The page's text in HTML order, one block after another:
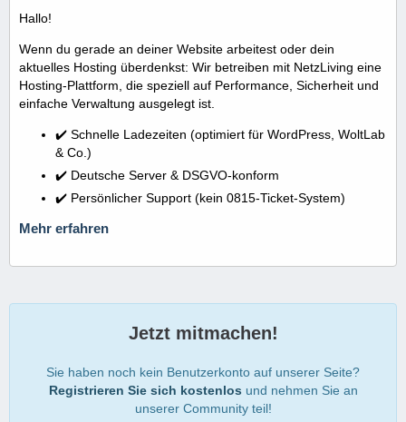
Hallo!
Wenn du gerade an deiner Website arbeitest oder dein
aktuelles Hosting überdenkst: Wir betreiben mit NetzLiving eine
Hosting-Plattform, die speziell auf Performance, Sicherheit und
einfache Verwaltung ausgelegt ist.
✔️ Schnelle Ladezeiten (optimiert für WordPress, WoltLab
& Co.)
✔️ Deutsche Server & DSGVO-konform
✔️ Persönlicher Support (kein 0815-Ticket-System)
Mehr erfahren
Jetzt mitmachen!
Sie haben noch kein Benutzerkonto auf unserer Seite?
Registrieren Sie sich kostenlos und nehmen Sie an
unserer Community teil!